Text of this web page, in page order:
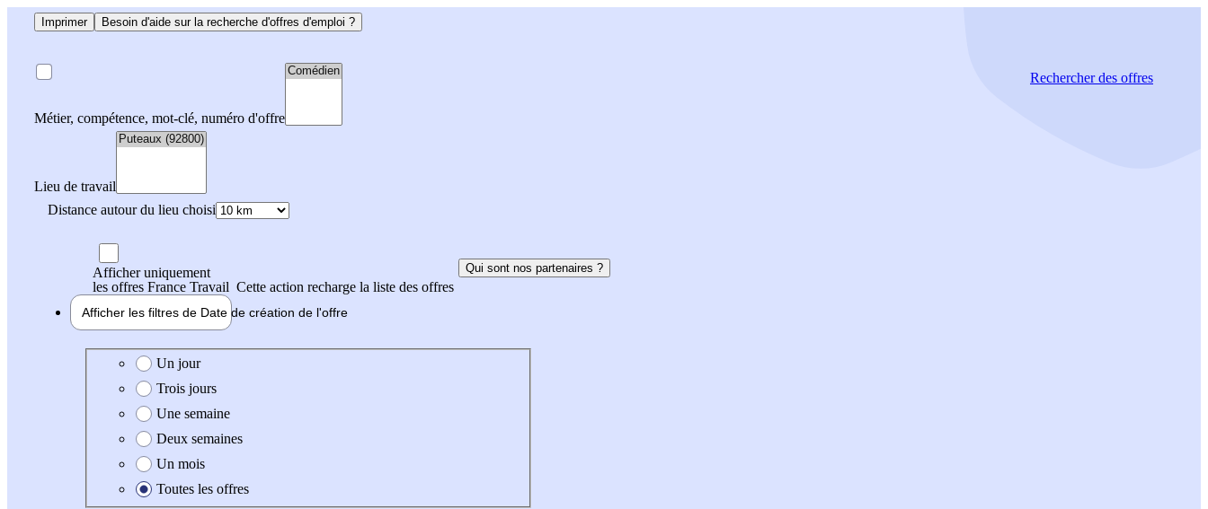
Imprimer Besoin d'aide sur la recherche d'offres d'emploi ?
Métier, compétence, mot-clé, numéro d'offre
Lieu de travail
Distance autour du lieu choisi
Rechercherdes offres
Afficher uniquement
les offres France Travail Cette action recharge la liste des offres
Qui sont nos partenaires ?
Afficher les filtres de Date de création de l'offre
Date de création de l'offre
Un jour
Trois jours
Une semaine
Deux semaines
Un mois
Toutes les offres